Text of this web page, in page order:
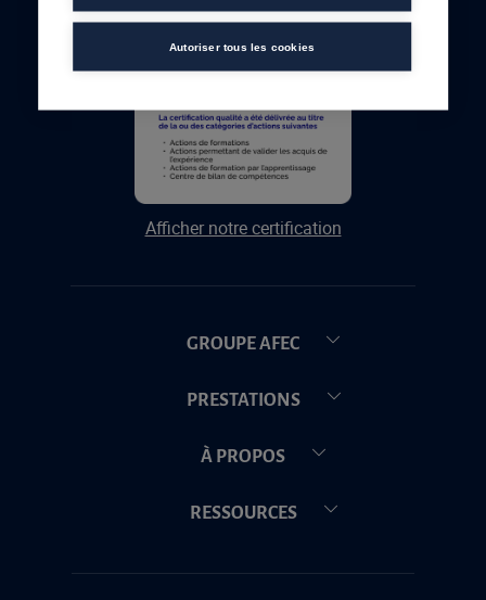
Afficher notre certification
GROUPE AFEC
PRESTATIONS
À PROPOS
RESSOURCES
Autoriser tous les cookies